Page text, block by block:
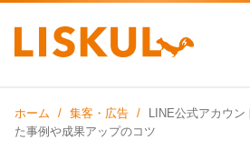
ホーム 集客・広告
LINE公式アカウン
た事例や成果アップのコツ